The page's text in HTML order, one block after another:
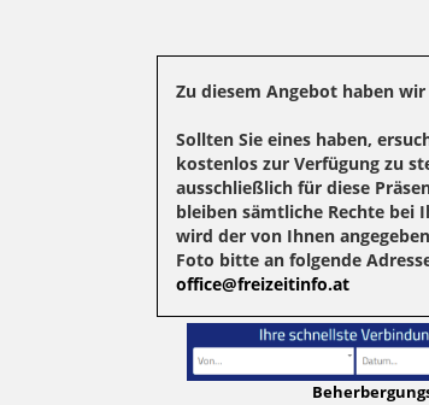
Zu diesem Angebot haben
Sollten Sie eines haben,
kostenlos zur Verfügung zu
ausschließlich für diese
bleiben sämtliche Rechte bei
wird der von Ihnen
Foto bitte an folgende
office@freizeitinfo.at